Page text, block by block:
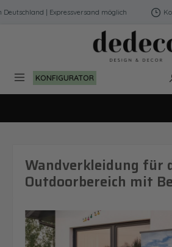
Zum Hauptinhalt springen
| Expressversand möglich
KONFIGURATOR
Wandverkleidung für
Outdoorbereich mit
Bildergalerie überspringen